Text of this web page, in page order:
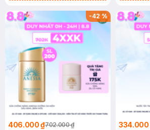
SPF 50+ 20ml (SL Có Hạn)
(SL có
-42%
406.000 ₫702.000 ₫ 334.000